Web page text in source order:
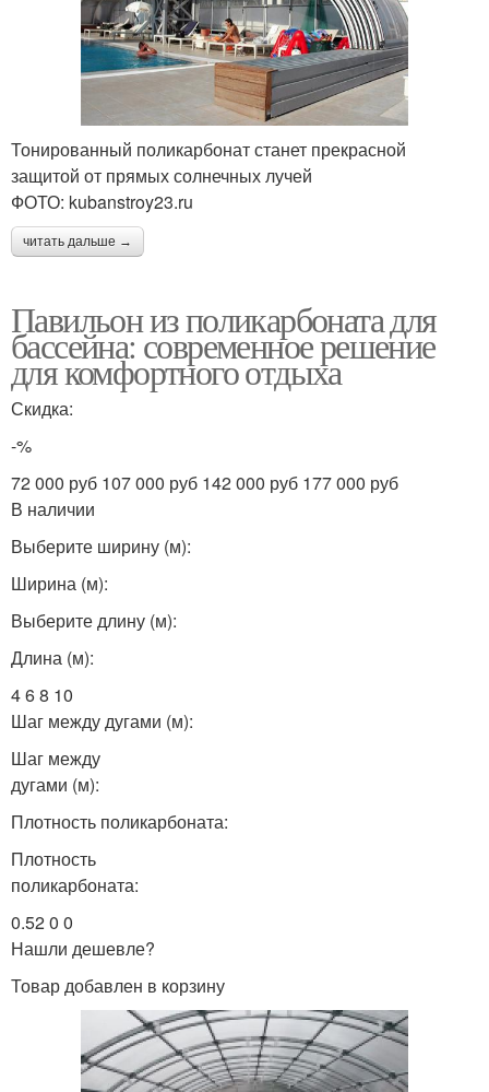
Тонированный поликарбонат станет прекрасной
защитой от прямых солнечных лучей
ФОТО: kubanstroy23.ru
читать дальше →
Павильон из поликарбоната для
бассейна: современное решение
для комфортного отдыха
Скидка:
-%
72 000 руб 107 000 руб 142 000 руб 177 000 руб
В наличии
Выберите ширину (м):
Ширина (м):
Выберите длину (м):
Длина (м):
4 6 8 10
Шаг между дугами (м):
Шаг между
дугами (м):
Плотность поликарбоната:
Плотность
поликарбоната:
0.52 0 0
Нашли дешевле?
Товар добавлен в корзину